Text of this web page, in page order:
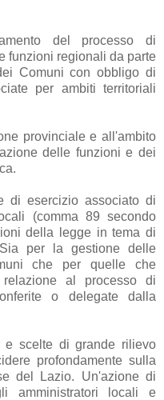
del processo di
funzioni regionali da parte
Comuni con obbligo di
per ambiti territoriali
provinciale e all'ambito
delle funzioni e dei
di esercizio associato di
(comma 89 secondo
della legge in tema di
per la gestione delle
che per quelle che
al processo di
o delegate dalla
e scelte di grande rilievo
profondamente sulla
del Lazio. Un'azione di
amministratori locali e